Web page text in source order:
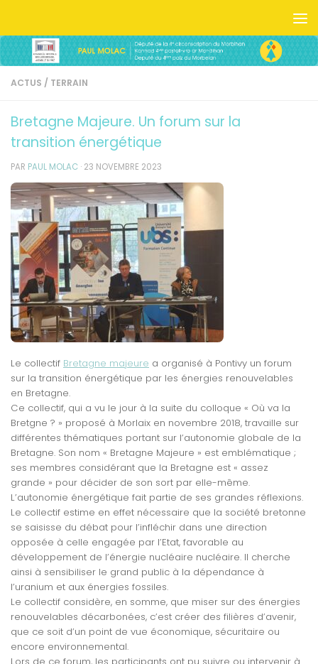
ACTUS / TERRAIN
Bretagne Majeure. Un forum sur la
transition énergétique
PAR PAUL MOLAC · 23 NOVEMBRE 2023
Le collectif Bretagne majeure a organisé à Pontivy un forum
sur la transition énergétique par les énergies renouvelables
en Bretagne.
Ce collectif, qui a vu le jour à la suite du colloque « Où va la
Bretgne ? » proposé à Morlaix en novembre 2018, travaille sur
différentes thématiques portant sur l’autonomie globale de la
Bretagne. Son nom « Bretagne Majeure » est emblématique ;
ses membres considérant que la Bretagne est « assez
grande » pour décider de son sort par elle-même.
L’autonomie énergétique fait partie de ses grandes réflexions.
Le collectif estime en effet nécessaire que la société bretonne
se saisisse du débat pour l’infléchir dans une direction
opposée à celle engagée par l’Etat, favorable au
développement de l’énergie nucléaire nucléaire. Il cherche
ainsi à sensibiliser le grand public à la dépendance à
l’uranium et aux énergies fossiles.
Le collectif considère, en somme, que miser sur des énergies
renouvelables décarbonées, c’est créer des filières d’avenir,
que ce soit d’un point de vue économique, sécuritaire ou
encore environnemental.